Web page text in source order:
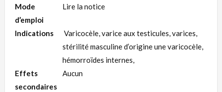
Mode
d’emploi
Lire la notice
Indications
Varicocèle, varice aux testicules, varices,
stérilité masculine d’origine une varicocèle,
hémorroïdes internes,
Effets
secondaires
Aucun